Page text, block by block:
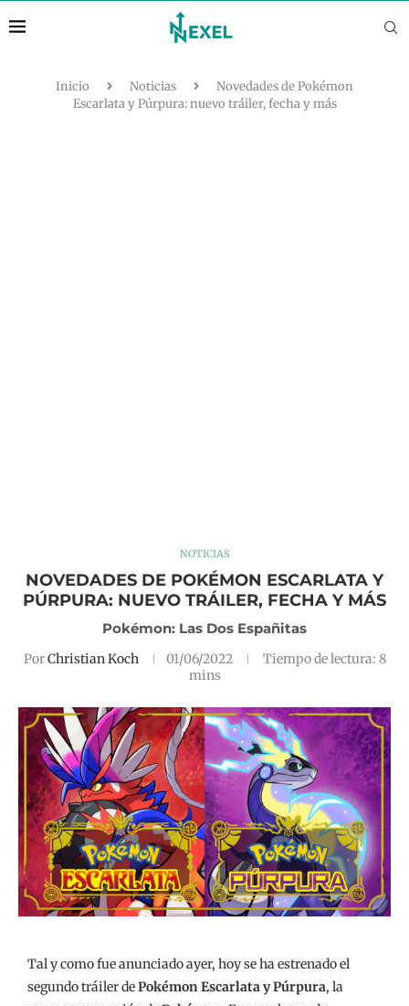
Inicio Noticias
Novedades de Pokémon
Escarlata y Púrpura: nuevo tráiler, fecha y más
NOTICIAS
NOVEDADES DE POKÉMON ESCARLATA Y
PÚRPURA: NUEVO TRÁILER, FECHA Y MÁS
Pokémon: Las Dos Españitas
PorChristian Koch 01/06/2022
Tal y como fue anunciado ayer, hoy se ha estrenado el
segundo tráiler dePokémon Escarlata y Púrpura, la